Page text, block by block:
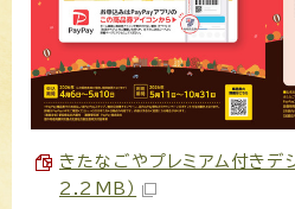
きたなごやプレミアム付きデ
2.2MB）